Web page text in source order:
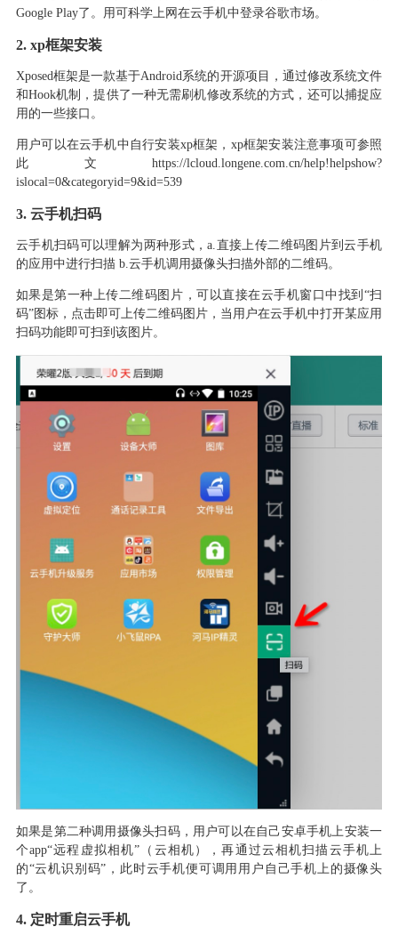
GooglePlay了 。 用可科学上网在云手机中登录谷歌市场。
2. xp框架安装
Xposed框架是一款基于Android系统的开源项目，通过修改系统文件
和Hook机制，提供了一种无需刷机修改系统的方式 ， 还可以捕捉应
用的一些接口。
用户可以在云手机中自行安装xp框架 ， xp框架安装注意事项可参照
此文https://lcloud.longene.com.cn/help!helpshow?
islocal=0&categoryid=9&id=539
3. 云手机扫码
云手机扫码可以理解为两种形式 ，a.直接上传二维码图片到云手机
的应用中进行扫描b.云手机调用摄像头扫描外部的二维码。
如果是第一种上传二维码图片 ，可以直接在云手机窗口中找到 “扫
码”图标， 点击即可上传二维码图片 ， 当用户在云手机中打开某应用
扫码功能即可扫到该图片。
如果是第二种调用摄像头扫码， 用户可以在自己安卓手机上安装一
个app“远程虚拟相机” （ 云相机 ），再通过云相机扫描云手机上
的“云机识别码” ， 此时云手机便可调用用户自己手机上的摄像头
了 。
4. 定时重启云手机